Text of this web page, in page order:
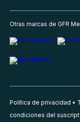
Otras marcas de GFR
Política de privacidad
condiciones del